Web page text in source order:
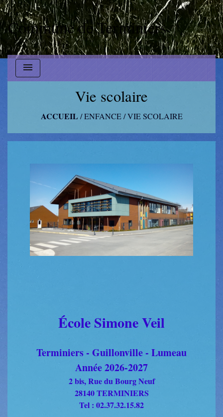
Commune de Terminiers
menu
Vie scolaire
ACCUEIL /ENFANCE/VIE SCOLAIRE
École Simone Veil
Terminiers - Guillonville - Lumeau
Année 2026-2027
2 bis, Rue du Bourg Neuf
28140 TERMINIERS
Tel : 02.37.32.15.82